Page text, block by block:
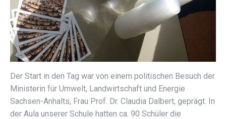
Der Start in den Tag war von einem politischen Besuch der
Ministerin für Umwelt, Landwirtschaft und Energie
Sachsen-Anhalts, Frau Prof. Dr. Claudia Dalbert, geprägt. In
der Aula unserer Schule hatten ca. 90 Schüler die